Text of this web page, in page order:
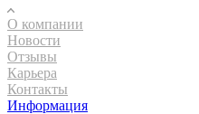
О компании
Новости
Отзывы
Карьера
Контакты
Информация